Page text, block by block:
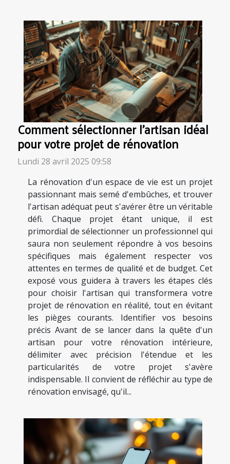
Comment sélectionner l'artisan idéal
pour votre projet de rénovation
Lundi 28 avril 2025 09:58
La rénovation d'un espace de vie est un projet
passionnant mais semé d'embûches, et trouver
l'artisan adéquat peut s'avérer être un véritable
défi. Chaque projet étant unique, il est
primordial de sélectionner un professionnel qui
saura non seulement répondre à vos besoins
spécifiques mais également respecter vos
attentes en termes de qualité et de budget. Cet
exposé vous guidera à travers les étapes clés
pour choisir l'artisan qui transformera votre
projet de rénovation en réalité, tout en évitant
les pièges courants. Identifier vos besoins
précis Avant de se lancer dans la quête d'un
artisan pour votre rénovation intérieure,
délimiter avec précision l'étendue et les
particularités de votre projet s'avère
indispensable. Il convient de réfléchir au type de
rénovation envisagé, qu'il...